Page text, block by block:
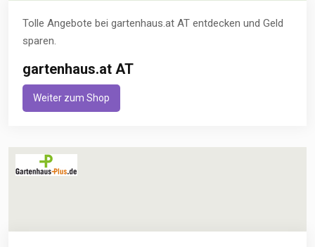
Tolle Angebote bei gartenhaus.at AT entdecken und Geld
sparen.
gartenhaus.at AT
Weiter zum Shop